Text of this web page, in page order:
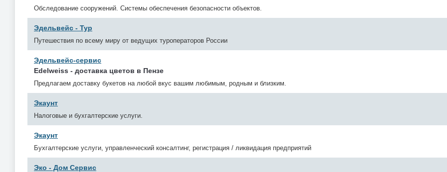
Обследование сооружений. Системы обеспечения безопасности объектов.
Эдельвейс - Тур
Путешествия по всему миру от ведущих туроператоров России
Эдельвейс-сервис
Edelweiss - доставка цветов в Пензе
Предлагаем доставку букетов на любой вкус вашим любимым, родным и близким.
Экаунт
Налоговые и бухгалтерские услуги.
Экаунт
Бухгалтерские услуги, управленческий консалтинг, регистрация / ликвидация предприятий
Эко - Дом Сервис